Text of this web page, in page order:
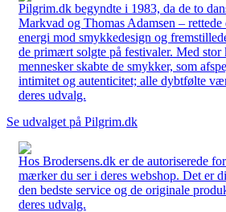
Pilgrim.dk begyndte i 1983, da de to
Markvad og Thomas Adamsen – rettede
energi mod smykkedesign og
de primært solgte på festivaler. Med
mennesker skabte de smykker, som
intimitet og autenticitet; alle dybtfølte
deres udvalg.
Se udvalget på Pilgrim.dk
Hos Brodersens.dk er de autoriserede
mærker du ser i deres webshop. Det er
den bedste service og de originale
deres udvalg.